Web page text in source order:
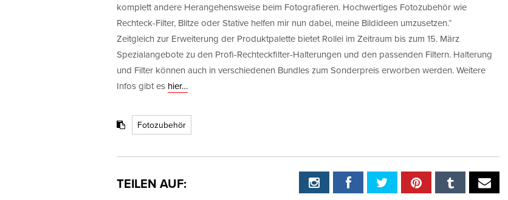
komplett andere Herangehensweise beim Fotografieren. Hochwertiges Fotozubehör wie
Rechteck-Filter, Blitze oder Stative helfen mir nun dabei, meine Bildideen umzusetzen.“
Zeitgleich zur Erweiterung der Produktpalette bietet Rollei im Zeitraum bis zum 15. März
Spezialangebote zu den Profi-Rechteckfilter-Halterungen und den passenden Filtern. Halterung
und Filter können auch in verschiedenen Bundles zum Sonderpreis erworben werden. Weitere
Infos gibt es hier…
Fotozubehör
TEILEN AUF: